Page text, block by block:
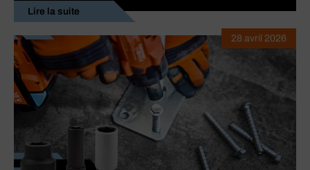
Lire la suite
28 avril 2026